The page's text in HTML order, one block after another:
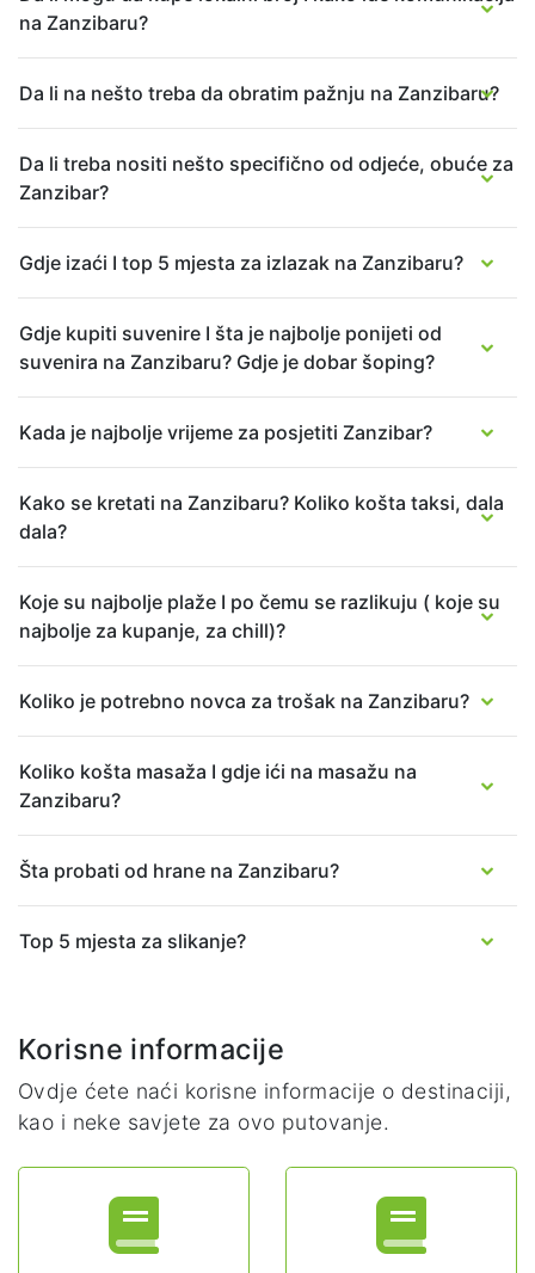
na Zanzibaru?
Da li na nešto treba da obratim pažnju na Zanzibaru?
Da li treba nositi nešto specifično od odjeće, obuće za
Zanzibar?
Gdje izaći I top 5 mjesta za izlazak na Zanzibaru?
Gdje kupiti suvenire I šta je najbolje ponijeti od
suvenira na Zanzibaru? Gdje je dobar šoping?
Kada je najbolje vrijeme za posjetiti Zanzibar?
Kako se kretati na Zanzibaru? Koliko košta taksi, dala
dala?
Koje su najbolje plaže I po čemu se razlikuju ( koje su
najbolje za kupanje, za chill)?
Koliko je potrebno novca za trošak na Zanzibaru?
Koliko košta masaža I gdje ići na masažu na
Zanzibaru?
Šta probati od hrane na Zanzibaru?
Top 5 mjesta za slikanje?
Korisne informacije
Ovdje ćete naći korisne informacije o destinaciji,
kao i neke savjete za ovo putovanje.